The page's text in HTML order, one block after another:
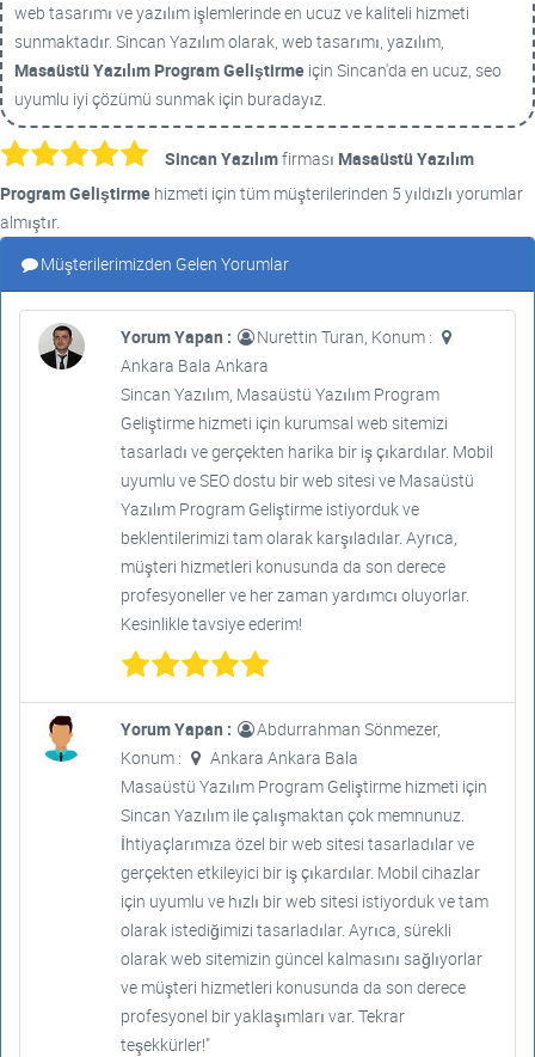
web tasarımı ve yazılım işlemlerinde en ucuz ve kaliteli hizmeti
sunmaktadır. Sincan Yazılım olarak, web tasarımı, yazılım,
Masaüstü Yazılım Program Geliştirme için Sincan'da en ucuz, seo
uyumlu iyi çözümü sunmak için buradayız.
Sincan Yazılımfirması Masaüstü Yazılım
Program Geliştirme hizmeti için tüm müşterilerinden 5 yıldızlı yorumlar
almıştır.
Müşterilerimizden Gelen Yorumlar
Yorum Yapan :
Nurettin Turan, Konum :
Ankara Bala Ankara
Sincan Yazılım, Masaüstü Yazılım Program
Geliştirme hizmeti için kurumsal web sitemizi
tasarladı ve gerçekten harika bir iş çıkardılar. Mobil
uyumlu ve SEO dostu bir web sitesi ve Masaüstü
Yazılım Program Geliştirme istiyorduk ve
beklentilerimizi tam olarak karşıladılar. Ayrıca,
müşteri hizmetleri konusunda da son derece
profesyoneller ve her zaman yardımcı oluyorlar.
Kesinlikle tavsiye ederim!
Yorum Yapan :
Abdurrahman Sönmezer,
Konum :
Ankara Ankara Bala
Masaüstü Yazılım Program Geliştirme hizmeti için
Sincan Yazılım ile çalışmaktan çok memnunuz.
İhtiyaçlarımıza özel bir web sitesi tasarladılar ve
gerçekten etkileyici bir iş çıkardılar. Mobil cihazlar
için uyumlu ve hızlı bir web sitesi istiyorduk ve tam
olarak istediğimizi tasarladılar. Ayrıca, sürekli
olarak web sitemizin güncel kalmasını sağlıyorlar
ve müşteri hizmetleri konusunda da son derece
profesyonel bir yaklaşımları var. Tekrar
teşekkürler!"